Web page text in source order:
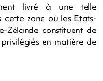
livré à une telle
zone où les Etats-
Zélande constituent de
en matière de